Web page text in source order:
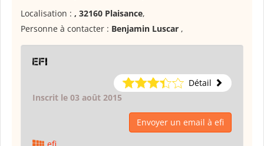
Localisation : , 32160 Plaisance,
Personne à contacter : Benjamin Luscar ,
efi
Détail
Inscrit le 03 août 2015
Envoyer un email à efi